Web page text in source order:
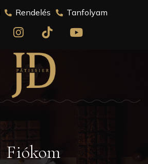
Rendelés Tanfolyam
Fiókom